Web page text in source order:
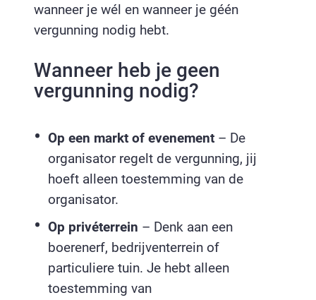
wanneer je wél en wanneer je géén
vergunning nodig hebt.
Wanneer heb je geen
vergunning nodig?
Op een markt of evenement – De
organisator regelt de vergunning, jij
hoeft alleen toestemming van de
organisator.
Op privéterrein – Denk aan een
boerenerf, bedrijventerrein of
particuliere tuin. Je hebt alleen
toestemming van